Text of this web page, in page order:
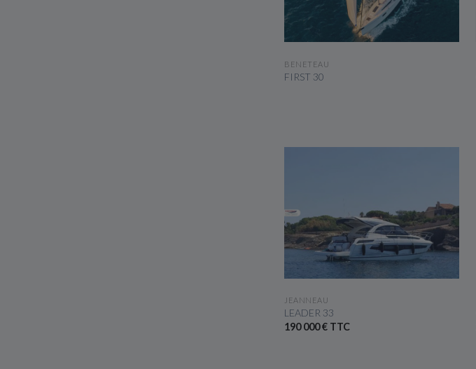
BENETEAU
FIRST 30
JEANNEAU
LEADER 33
190 000 € TTC